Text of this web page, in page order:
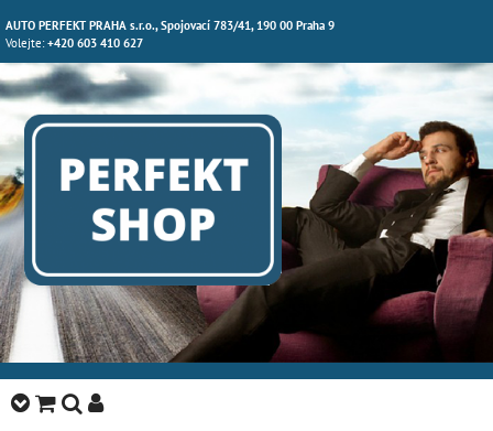
AUTO PERFEKT PRAHA s.r.o., Spojovací 783/41, 190 00 Praha 9
Volejte:+420 603 410 627